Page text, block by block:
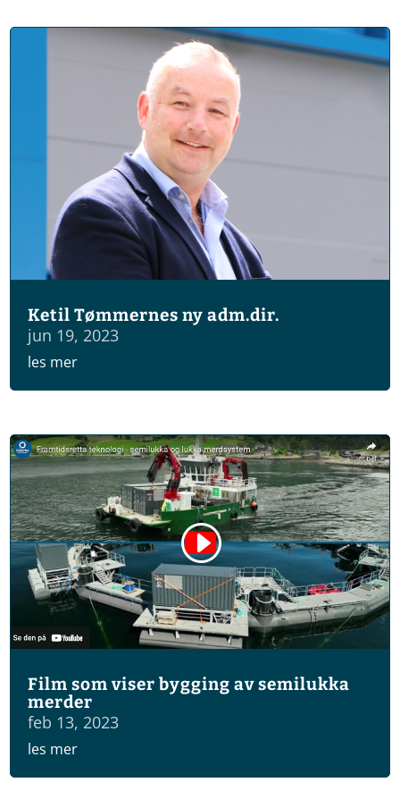
Ketil Tømmernes ny adm.dir.
jun 19, 2023
les mer
Film som viser bygging av semilukka
merder
feb 13, 2023
les mer